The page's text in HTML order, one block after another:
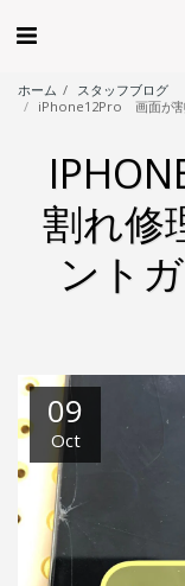
ホーム
スタッフブログ
iPhone12Pro 画面が
割れ修
ント
09
Oct